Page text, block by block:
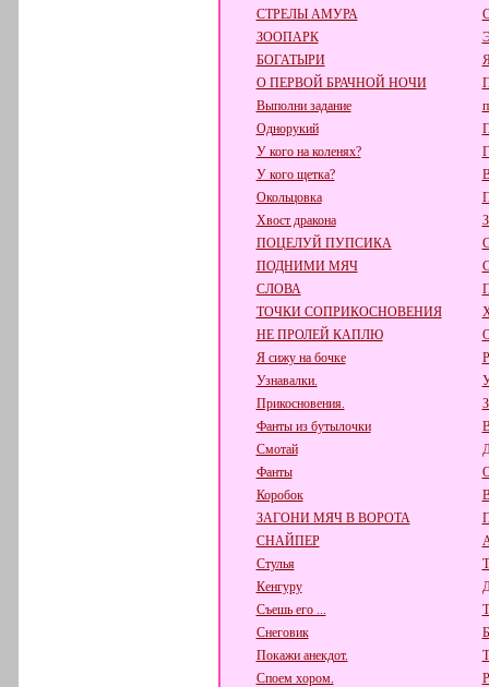
СТРЕЛЫ АМУРА
ЗООПАРК
БОГАТЫРИ
О ПЕРВОЙ БРАЧНОЙ НОЧИ
Выполни задание
Однорукий
У кого на коленях?
У кого щетка?
Окольцовка
Хвост дракона
ПОЦЕЛУЙ ПУПСИКА
ПОДНИМИ МЯЧ
СЛОВА
ТОЧКИ СОПРИКОСНОВЕНИЯ
НЕ ПРОЛЕЙ КАПЛЮ
Я сижу на бочке
Узнавалки.
Прикосновения.
Фанты из бутылочки
Смотай
Фанты
Коробок
ЗАГОНИ МЯЧ В ВОРОТА
СНАЙПЕР
Стулья
Кенгуру
Съешь его ...
Снеговик
Покажи анекдот.
Споем хором.